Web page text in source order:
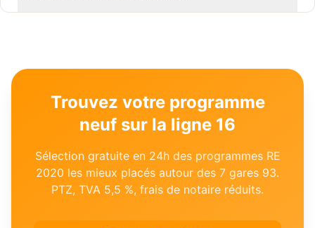
Trouvez votre programme
neuf sur la ligne 16
Sélection gratuite en 24h des programmes RE
2020 les mieux placés autour des 7 gares 93.
PTZ, TVA 5,5 %, frais de notaire réduits.